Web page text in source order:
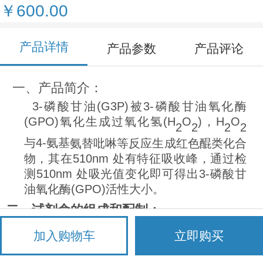
￥600.00
产品详情 产品参数 产品评论
一、产品简介：
3-磷酸甘油(G3P)被3-磷酸甘油氧化酶
(GPO)氧化生成过氧化氢(H2O2) ， H2O2
与4-氨基氨替吡啉等反应生成红色醌类化合
物，其在510nm 处有特征吸收峰，通过检
测 510nm 处吸光值变化即可得出 3-磷酸甘
油氧化酶(GPO)活性大小。
二、试剂盒的组成和配制：
规
加入购物车 立即购买